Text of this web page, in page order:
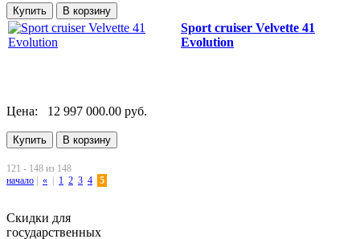
Sport cruiser Velvette 41
Evolution
Цена: 12 997 000.00 руб.
121 - 148 из 148
начало | « | 1 2 3 4 5
Скидки для
государственных